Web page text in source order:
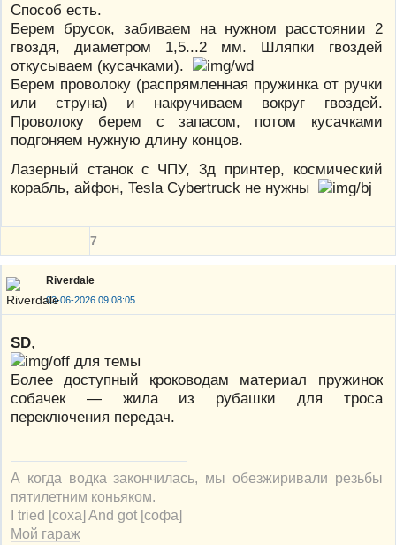
Способ есть.
Берем брусок, забиваем на нужном расстоянии 2
гвоздя, диаметром 1,5...2 мм. Шляпки гвоздей
откусываем (кусачками).
Берем проволоку (распрямленная пружинка от ручки
или струна) и накручиваем вокруг гвоздей.
Проволоку берем с запасом, потом кусачками
подгоняем нужную длину концов.
Лазерный станок с ЧПУ, 3д принтер, космический
корабль, айфон, Tesla Cybertruck не нужны
7
Riverdale
03-06-2026 09:08:05
SD,
для темы
Более доступный кроководам материал пружинок
собачек — жила из рубашки для троса
переключения передач.
А когда водка закончилась, мы обезжиривали резьбы
пятилетним коньяком.
I tried [соха] And got [софа]
Мой гараж